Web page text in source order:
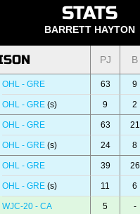
STATS
BARRETT HAYTON
PJ B
OHL - GRE 63 9
OHL - GRE (s) 9 2
OHL - GRE 63 21
OHL - GRE (s) 24 8
OHL - GRE 39 26
OHL - GRE (s) 11 6
WJC-20 - CA 5 -